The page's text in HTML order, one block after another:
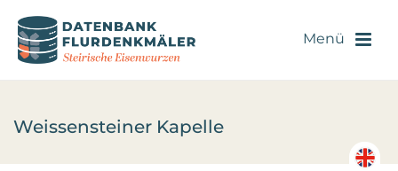
Weissensteiner Kapelle